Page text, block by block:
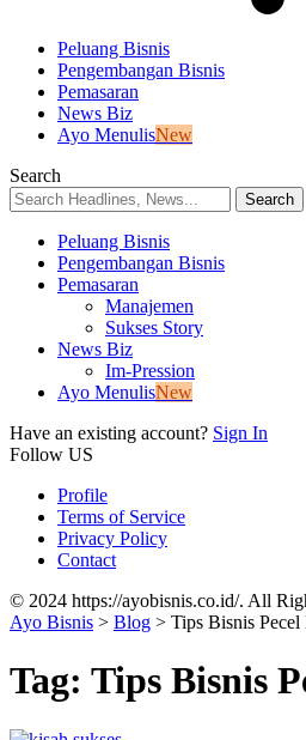
Peluang Bisnis
Pengembangan Bisnis
Pemasaran
News Biz
Ayo MenulisNew
Search
Peluang Bisnis
Pengembangan Bisnis
Pemasaran
Manajemen
Sukses Story
News Biz
Im-Pression
Ayo MenulisNew
Have an existing account? Sign In
Follow US
Profile
Terms of Service
Privacy Policy
Contact
© 2024 https://ayobisnis.co.id/. All
Ayo Bisnis > Blog > Tips Bisnis Pecel
Tag: Tips Bisnis